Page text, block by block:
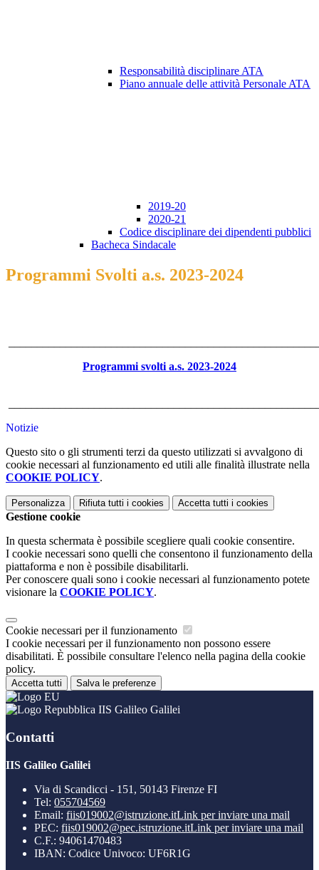
Responsabilità disciplinare ATA
Piano annuale delle attività Personale ATA
2019-20
2020-21
Codice disciplinare dei dipendenti pubblici
Bacheca Sindacale
Programmi Svolti a.s. 2023-2024
Programmi svolti a.s. 2023-2024
Notizie
Questo sito o gli strumenti terzi da questo utilizzati si avvalgono di
cookie necessari al funzionamento ed utili alle finalità illustrate nella
COOKIE POLICY.
Personalizza Rifiuta tutti i cookies Accetta tutti i cookies
Gestione cookie
In questa schermata è possibile scegliere quali cookie consentire.
I cookie necessari sono quelli che consentono il funzionamento della
piattaforma e non è possibile disabilitarli.
Per conoscere quali sono i cookie necessari al funzionamento potete
visionare la COOKIE POLICY.
Cookie necessari per il funzionamento
I cookie necessari per il funzionamento non possono essere
disabilitati. È possibile consultare l'elenco nella pagina della cookie
policy.
Accetta tutti Salva le preferenze
IIS Galileo Galilei
Contatti
IIS Galileo Galilei
Via di Scandicci - 151, 50143 Firenze FI
Tel: 055704569
Email: fiis019002@istruzione.itLink per inviare una mail
PEC: fiis019002@pec.istruzione.itLink per inviare una mail
C.F.: 94061470483
IBAN: Codice Univoco: UF6R1G